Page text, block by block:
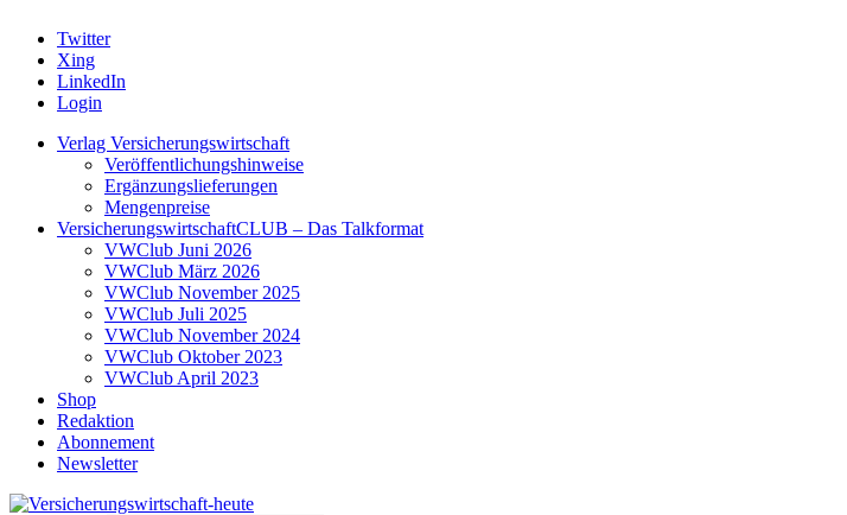
Twitter
Xing
LinkedIn
Login
Verlag Versicherungswirtschaft
Veröffentlichungshinweise
Ergänzungslieferungen
Mengenpreise
VersicherungswirtschaftCLUB – Das Talkformat
VWClub Juni 2026
VWClub März 2026
VWClub November 2025
VWClub Juli 2025
VWClub November 2024
VWClub Oktober 2023
VWClub April 2023
Shop
Redaktion
Abonnement
Newsletter